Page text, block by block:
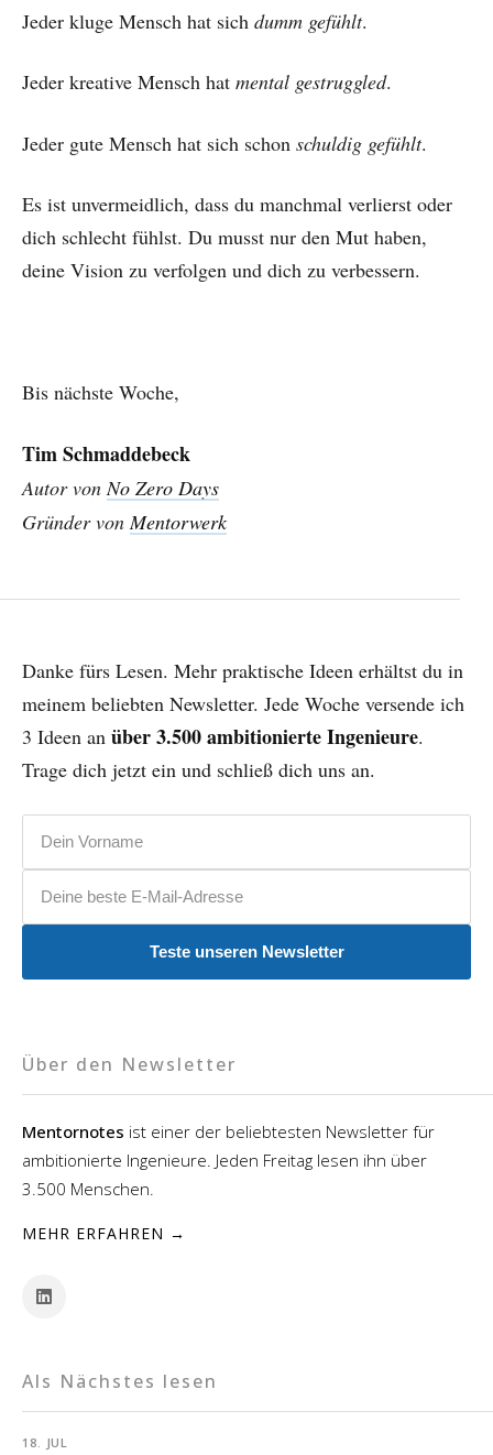
Jeder kluge Mensch hat sich dumm gefühlt.
Jeder kreative Mensch hat mental gestruggled.
Jeder gute Mensch hat sich schon schuldig gefühlt.
Es ist unvermeidlich, dass du manchmal verlierst oder
dich schlecht fühlst. Du musst nur den Mut haben,
deine Vision zu verfolgen und dich zu verbessern.
Bis nächste Woche,
Tim Schmaddebeck
Autor vonNo Zero Days
Gründer vonMentorwerk
Danke fürs Lesen. Mehr praktische Ideen erhältst du in
meinem beliebten Newsletter. Jede Woche versende ich
3 Ideen an über 3.500 ambitionierte Ingenieure.
Trage dich jetzt ein und schließ dich uns an.
Teste unseren Newsletter
Über den Newsletter
Mentornotes ist einer der beliebtesten Newsletter für
ambitionierte Ingenieure. Jeden Freitag lesen ihn über
3.500 Menschen.
MEHR ERFAHREN →
Als Nächstes lesen
18. JUL